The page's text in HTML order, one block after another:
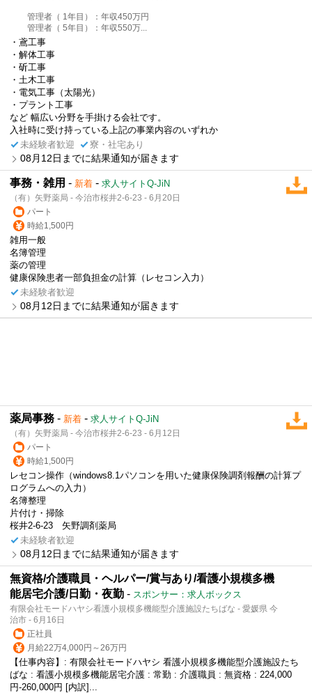
管理者（ 1年目）：年収450万円
管理者（ 5年目）：年収550万...
・鳶工事
・解体工事
・斫工事
・土木工事
・電気工事（太陽光）
・プラント工事
など 幅広い分野を手掛ける会社です。
入社時に受け持っている上記の事業内容のいずれか
未経験者歓迎
寮・社宅あり
08月12日までに結果通知が届きます
事務・雑用 - 新着 - 求人サイトQ-JiN
（有）矢野薬局 - 今治市桜井2-6-23 - 6月20日
パート
時給1,500円
雑用一般
名簿管理
薬の管理
健康保険患者一部負担金の計算（レセコン入力）
未経験者歓迎
08月12日までに結果通知が届きます
薬局事務 - 新着 - 求人サイトQ-JiN
（有）矢野薬局 - 今治市桜井2-6-23 - 6月12日
パート
時給1,500円
レセコン操作（windows8.1パソコンを用いた健康保険調剤報酬の計算プ
ログラムへの入力）
名簿整理
片付け・掃除
桜井2-6-23 矢野調剤薬局
未経験者歓迎
08月12日までに結果通知が届きます
無資格/介護職員・ヘルパー/賞与あり/看護小規模多機
能居宅介護/日勤・夜勤 - スポンサー：求人ボックス
有限会社モードハヤシ看護小規模多機能型介護施設たちばな - 愛媛県 今
治市 - 6月16日
正社員
月給22万4,000円～26万円
【仕事内容】: 有限会社モードハヤシ 看護小規模多機能型介護施設たち
ばな : 看護小規模多機能居宅介護 : 常勤 : 介護職員 : 無資格 : 224,000
円-260,000円 [内訳]...